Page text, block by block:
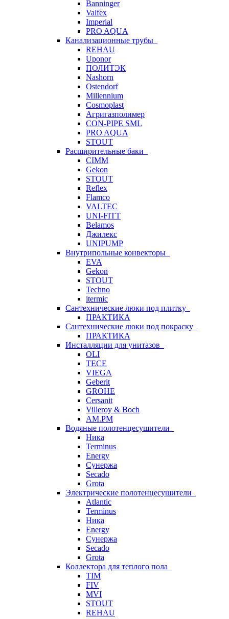
Banninger
Valfex
Imperial
PRO AQUA
Канализационные трубы
REHAU
Uponor
ПОЛИТЭК
Nashorn
Ostendorf
Millennium
Cosmoplast
Агригазполимер
CON-PIPE SML
PRO AQUA
STOUT
Расширительные баки
CIMM
Gekon
STOUT
Reflex
Flamco
VALTEC
UNI-FITT
Belamos
Джилекс
UNIPUMP
Внутрипольные конвекторы
EVA
Gekon
STOUT
Techno
itermic
Сантехнические люки под плитку
ПРАКТИКА
Сантехнические люки под покраску
ПРАКТИКА
Инсталляции для унитазов
OLI
TECE
VIEGA
Geberit
GROHE
Cersanit
Villeroy & Boch
AM.PM
Водяные полотенцесушители
Ника
Terminus
Energy
Сунержа
Secado
Grota
Электрические полотенцесушители
Atlantic
Terminus
Ника
Energy
Сунержа
Secado
Grota
Коллектора для теплого пола
TIM
FIV
MVI
STOUT
REHAU